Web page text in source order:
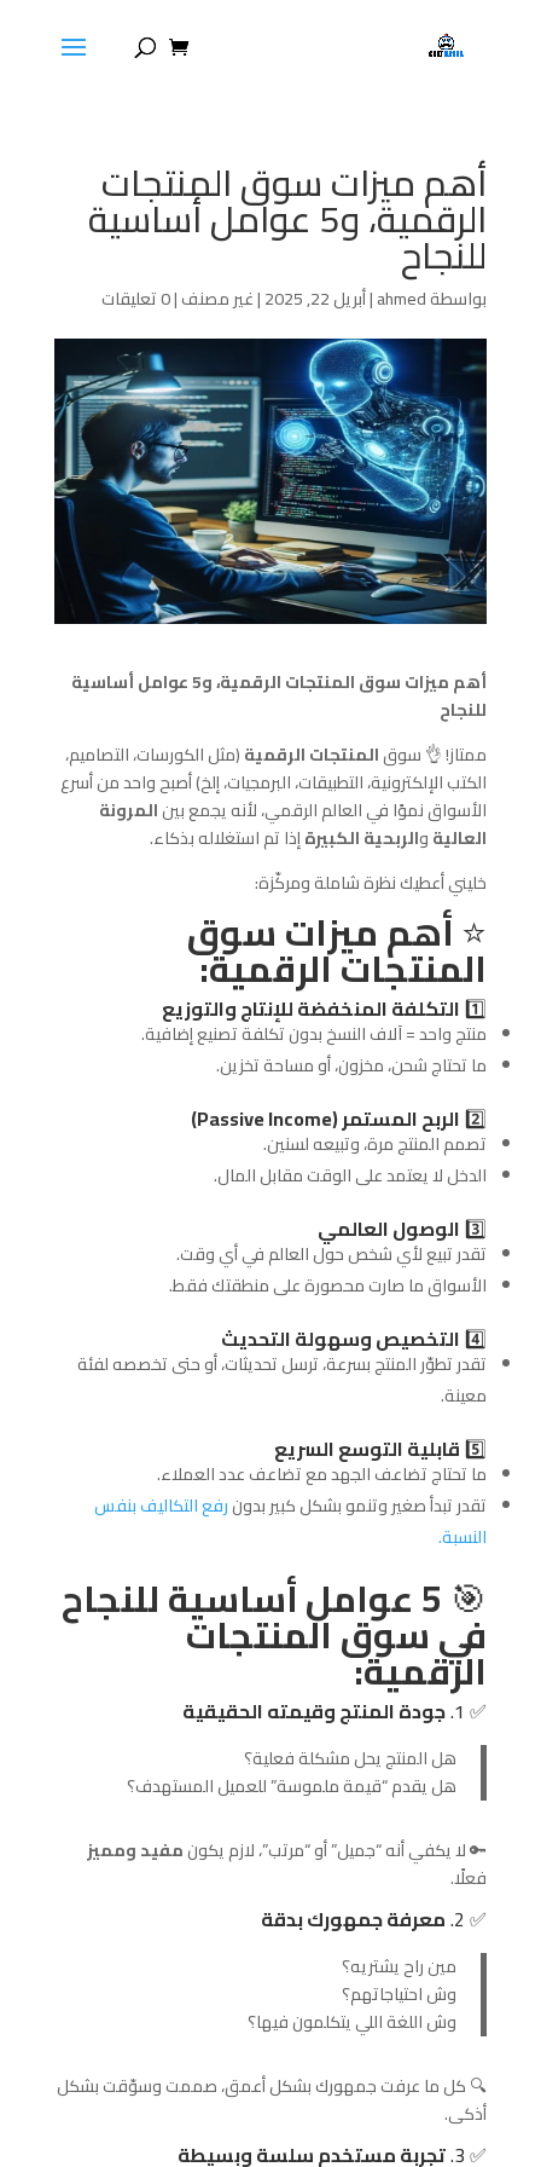
أهم ميزات سوق المنتجات
الرقمية، و5 عوامل أساسية
للنجاح
بواسطةahmed
|أبريل 22, 2025 |غير مصنف|0 تعليقات
أهم ميزات سوق المنتجات الرقمية، و5 عوامل أساسية
للنجاح
ممتاز! 👌 سوقالمنتجات الرقمية(مثل الكورسات، التصاميم،
الكتب الإلكترونية، التطبيقات، البرمجيات، إلخ) أصبح واحد من أسرع
الأسواق نموًا في العالم الرقمي، لأنه يجمع بينالمرونة
العاليةوالربحية الكبيرةإذا تم استغلاله بذكاء.
خليني أعطيك نظرة شاملة ومركّزة:
⭐️أهم ميزات سوق
المنتجات الرقمية:
1️⃣التكلفة المنخفضة للإنتاج والتوزيع
منتج واحد = آلاف النسخ بدون تكلفة تصنيع إضافية.
ما تحتاج شحن، مخزون، أو مساحة تخزين.
2️⃣الربح المستمر (Passive Income)
تصمم المنتج مرة، وتبيعه لسنين.
الدخل لا يعتمد على الوقت مقابل المال.
3️⃣الوصول العالمي
تقدر تبيع لأي شخص حول العالم في أي وقت.
الأسواق ما صارت محصورة على منطقتك فقط.
4️⃣التخصيص وسهولة التحديث
تقدر تطوّر المنتج بسرعة، ترسل تحديثات، أو حتى تخصصه لفئة
معينة.
5️⃣قابلية التوسع السريع
ما تحتاج تضاعف الجهد مع تضاعف عدد العملاء.
تقدر تبدأ صغير وتنمو بشكل كبير بدونرفع التكاليف بنفس
النسبة.
🎯 5 عوامل أساسية للنجاح
في سوق المنتجات
الرقمية:
✅ 1. جودة المنتج وقيمته الحقيقية
هل المنتج يحل مشكلة فعلية؟
هل يقدم “قيمة ملموسة” للعميل المستهدف؟
🔑 لا يكفي أنه “جميل” أو “مرتب”، لازم يكونمفيد ومميز
فعلًا.
✅ 2. معرفة جمهورك بدقة
مين راح يشتريه؟
وش احتياجاتهم؟
وش اللغة اللي يتكلمون فيها؟
🔍 كل ما عرفت جمهورك بشكل أعمق، صممت وسوّقت بشكل
أذكى.
✅ 3. تجربة مستخدم سلسة وبسيطة